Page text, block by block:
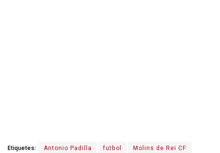
Etiquetes: Antonio Padilla futbol Molins de Rei CF